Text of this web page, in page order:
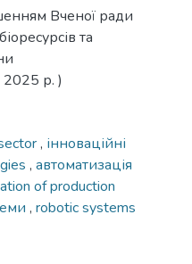
Вченої ради
та
р. )
, інноваційні
, автоматизація
of production
, robotic systems